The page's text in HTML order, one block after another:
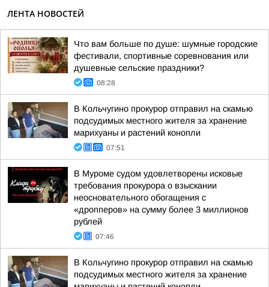
ЛЕНТА НОВОСТЕЙ
Что вам больше по душе: шумные городские
фестивали, спортивные соревнования или
душевные сельские праздники?
08:28
В Кольчугино прокурор отправил на скамью
подсудимых местного жителя за хранение
марихуаны и растений конопли
07:51
В Муроме судом удовлетворены исковые
требования прокурора о взыскании
неосновательного обогащения с
«дропперов» на сумму более 3 миллионов
рублей
07:46
В Кольчугино прокурор отправил на скамью
подсудимых местного жителя за хранение